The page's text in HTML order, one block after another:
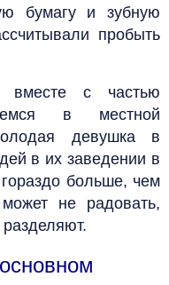
бумагу и зубную
пробыть
вместе с частью
в местной
девушка в
в их заведении в
больше, чем
не радовать,